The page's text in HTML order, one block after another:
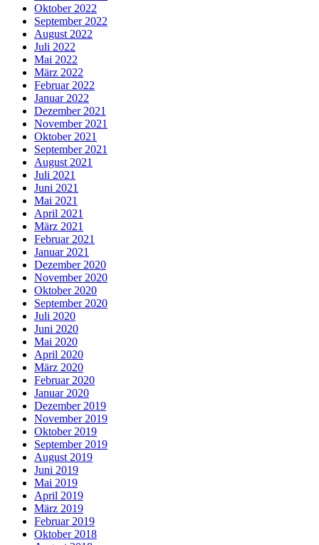
Oktober 2022
September 2022
August 2022
Juli 2022
Mai 2022
März 2022
Februar 2022
Januar 2022
Dezember 2021
November 2021
Oktober 2021
September 2021
August 2021
Juli 2021
Juni 2021
Mai 2021
April 2021
März 2021
Februar 2021
Januar 2021
Dezember 2020
November 2020
Oktober 2020
September 2020
Juli 2020
Juni 2020
Mai 2020
April 2020
März 2020
Februar 2020
Januar 2020
Dezember 2019
November 2019
Oktober 2019
September 2019
August 2019
Juni 2019
Mai 2019
April 2019
März 2019
Februar 2019
Oktober 2018